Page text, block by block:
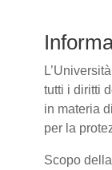
tutti i diritti
in materia
per la
Scopo